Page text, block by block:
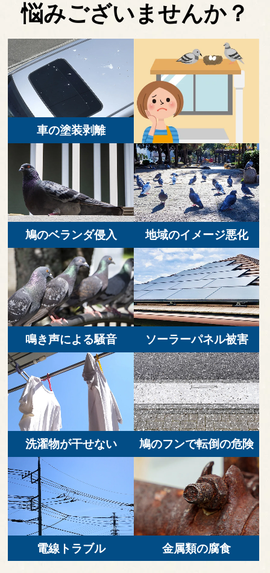
悩みございませんか？
車の塗装剥離
地域のイメージ悪化
鳩のベランダ侵入
ソーラーパネル被害
鳴き声による騒音
鳩のフンで転倒の危険
洗濯物が干せない
金属類の腐食
電線トラブル